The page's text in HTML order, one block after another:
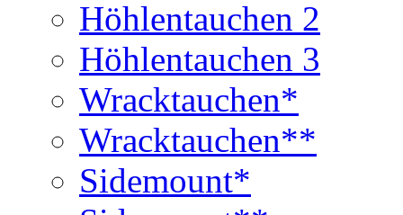
Höhlentauchen 2
Höhlentauchen 3
Wracktauchen*
Wracktauchen**
Sidemount*